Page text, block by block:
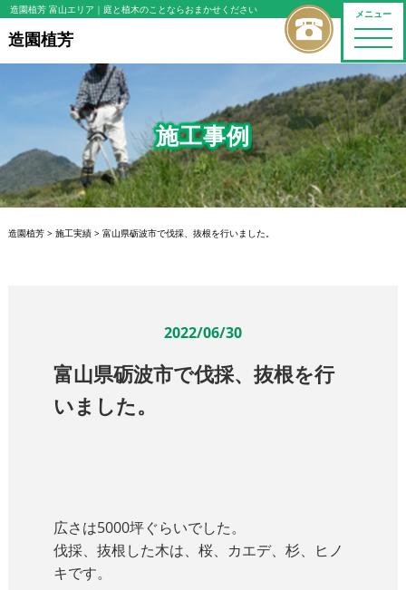
メニュー
toggle
造園植芳 富山エリア ｜庭と植木のことならおまかせください
造園植芳
施工事例
造園植芳> 施工実績> 富山県砺波市で伐採、抜根を行いました。
2022/06/30
富山県砺波市で伐採、抜根を行
いました。
広さは5000坪ぐらいでした。
伐採、抜根した木は、桜、カエデ、杉、ヒノ
キです。